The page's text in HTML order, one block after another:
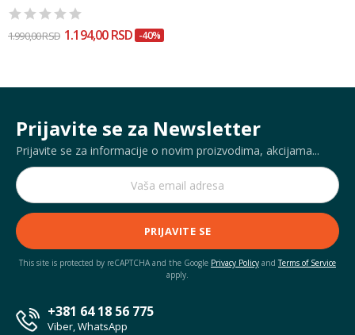
1.990,00 RSD 1.194,00 RSD -40%
Prijavite se za Newsletter
Prijavite se za informacije o novim proizvodima, akcijama...
PRIJAVITE SE
This site is protected by reCAPTCHA and the Google Privacy Policy andTerms of Service
apply.
+381 64 18 56 775
Viber, WhatsApp